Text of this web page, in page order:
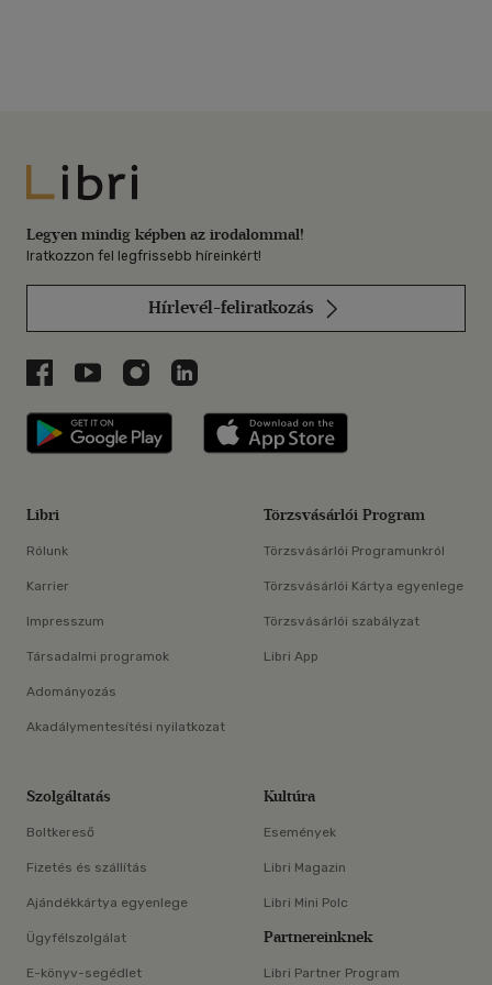
Libri
Legyen mindig képben az irodalommal!
Iratkozzon fel legfrissebb híreinkért!
Hírlevél-feliratkozás
Libri a Facebookon
Libri a Youtube-on
Libri az Instagramon
Libri a LinkedInen
Libri applikáció Szerezd meg: Google
Libri
Rólunk
Karrier
Impresszum
Társadalmi programok
Adományozás
Akadálymentesítési nyilatkozat
Törzsvásárlói Program
Törzsvásárlói Programunkról
Törzsvásárlói Kártya egyenlege
Törzsvásárlói szabályzat
Libri App
Szolgáltatás
Boltkereső
Fizetés és szállítás
Ajándékkártya egyenlege
Ügyfélszolgálat
E-könyv-segédlet
Kultúra
Események
Libri Magazin
Libri Mini Polc
Partnereinknek
Libri Partner Program